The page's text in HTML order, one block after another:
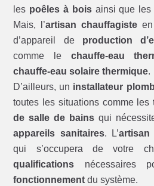
les poêles à boisainsi que les
Mais, l’artisan chauffagiste
d’appareil de production
comme le chauffe-eau
chauffe-eau solaire thermique.
D’ailleurs, un installateur
toutes les situations comme les
de salle de bains qui
appareils sanitaires. L’artisan
qui s’occupera de votre
qualifications nécessaires
fonctionnement du système.